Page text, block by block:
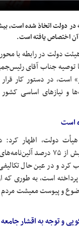
اختصاص یافته است.
دولت در رابطه با
جناب آقای
در دستور کار
و نیازهای اساسی
دولت، اظهار کرد:
آئین‌نامه‌های مربوط به تکالیف خود را انجام
و در عین حال
است، به طوری که
از ۴۰ درصد از آنها با موضوع و
و توجه به اقشار